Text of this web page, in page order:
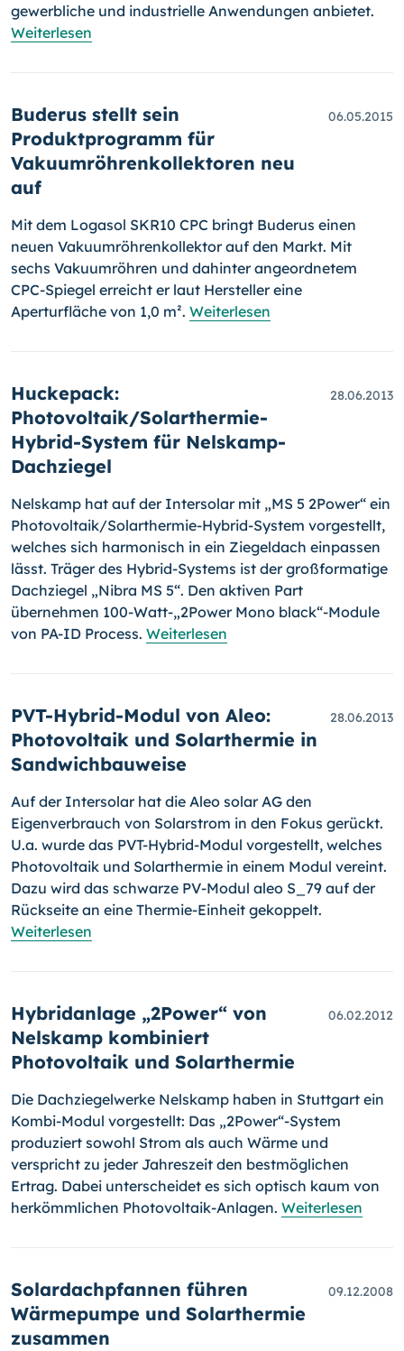
gewerbliche und industrielle Anwendungen anbietet.
Weiterlesen
Buderus stellt sein
Produktprogramm für
Vakuumröhrenkollektoren neu
auf
06.05.2015
Mit dem Logasol SKR10 CPC bringt Buderus einen
neuen Vakuumröhren­kol­lektor auf den Markt. Mit
sechs Vakuumröhren und dahinter ange­ord­netem
CPC-Spiegel erreicht er laut Hersteller eine
Aperturfläche von 1,0 m². Weiterlesen
Huckepack:
Photovoltaik/Solarthermie-
Hybrid-System für Nelskamp-
Dachziegel
28.06.2013
Nelskamp hat auf der Intersolar mit „MS 5 2Power“ ein
Photovoltaik/Solar­ther­mie-Hybrid-System vorgestellt,
welches sich harmonisch in ein Ziegel­dach einpassen
lässt. Träger des Hybrid-Systems ist der groß­formatige
Dachziegel „Nibra MS 5“. Den aktiven Part
übernehmen 100-Watt-„2Power Mono black“-Module
von PA-ID Process. Weiterlesen
PVT-Hybrid-Modul von Aleo:
Photovoltaik und Solarthermie in
Sandwichbauweise
28.06.2013
Auf der Intersolar hat die Aleo solar AG den
Eigenverbrauch von Solar­strom in den Fokus gerückt.
U.a. wurde das PVT-Hybrid-Modul vorge­stellt, wel­ches
Photovoltaik und Solarthermie in einem Modul vereint.
Dazu wird das schwarze PV-Modul aleo S_79 auf der
Rückseite an eine Thermie-Einheit gekoppelt.
Weiterlesen
Hybridanlage „2Power“ von
Nelskamp kombiniert
Photovoltaik und Solarthermie
06.02.2012
Die Dachziegelwerke Nelskamp haben in Stuttgart ein
Kombi-Modul vorgestellt: Das „2Power“-System
produziert sowohl Strom als auch Wärme und
verspricht zu jeder Jahreszeit den bestmöglichen
Ertrag. Dabei unterscheidet es sich optisch kaum von
herkömmlichen Photovoltaik-Anlagen. Weiterlesen
Solardachpfannen führen
Wärmepumpe und Solarthermie
zusammen
09.12.2008